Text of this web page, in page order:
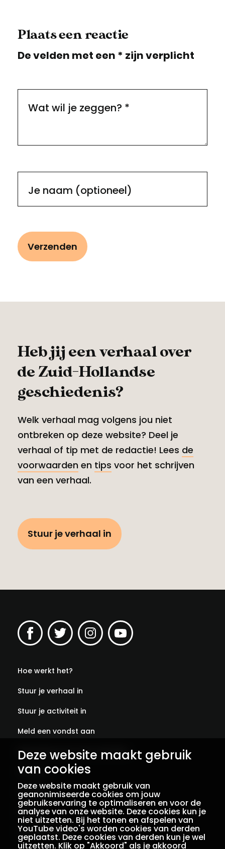
Deze website maakt gebruik
van cookies
Deze website maakt gebruik van
geanonimiseerde cookies om jouw
gebruikservaring te optimaliseren en voor de
analyse van onze website. Deze cookies kun je
niet uitzetten. Bij het tonen en afspelen van
YouTube video's worden cookies van derden
geplaatst. Deze cookies van derden kun je wel
uitzetten. Klik op "Akkoord" als je akkoord
Plaats een reactie
De velden met een * zijn verplicht
Wat wil je zeggen? *
Je naam (optioneel)
Heb jij een verhaal over
de Zuid-Hollandse
geschiedenis?
Welk verhaal mag volgens jou niet
ontbreken op deze website? Deel je
verhaal of tip met de redactie! Lees de
voorwaarden en tips voor het schrijven
van een verhaal.
Stuur je verhaal in
Hoe werkt het?
Stuur je verhaal in
Stuur je activiteit in
Meld een vondst aan
Abonneer je op onze verhalen
Contact
Colofon
Privacy
Voorwaarden